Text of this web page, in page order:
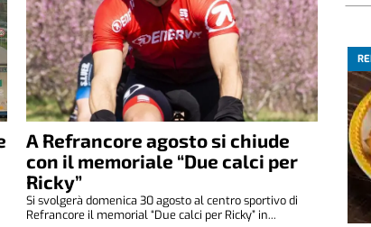
A Refrancore agosto si chiude
con il memoriale “Due calci per
Ricky”
Si svolgerà domenica 30 agosto al centro sportivo di
Refrancore il memorial “Due calci per Ricky” in...